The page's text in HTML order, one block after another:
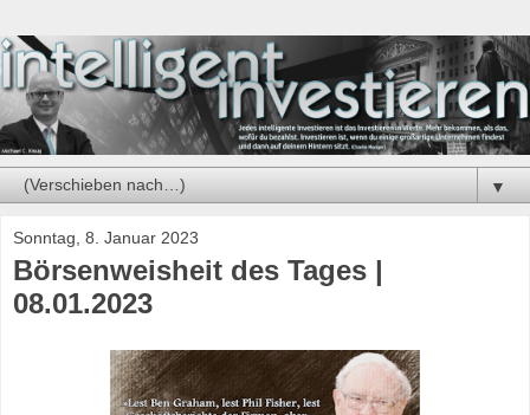
▼
Sonntag, 8. Januar 2023
Börsenweisheit des Tages |
08.01.2023